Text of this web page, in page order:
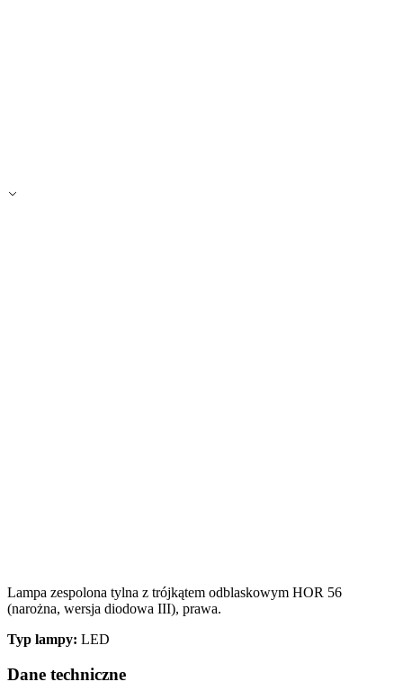
Lampa zespolona tylna z trójkątem odblaskowym HOR 56
(narożna, wersja diodowa III), prawa.
Typ lampy: LED
Dane techniczne